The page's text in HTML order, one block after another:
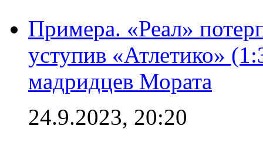
Примера. «Реал»
уступив «Атлетико»
мадридцев Мората
24.9.2023, 20:20